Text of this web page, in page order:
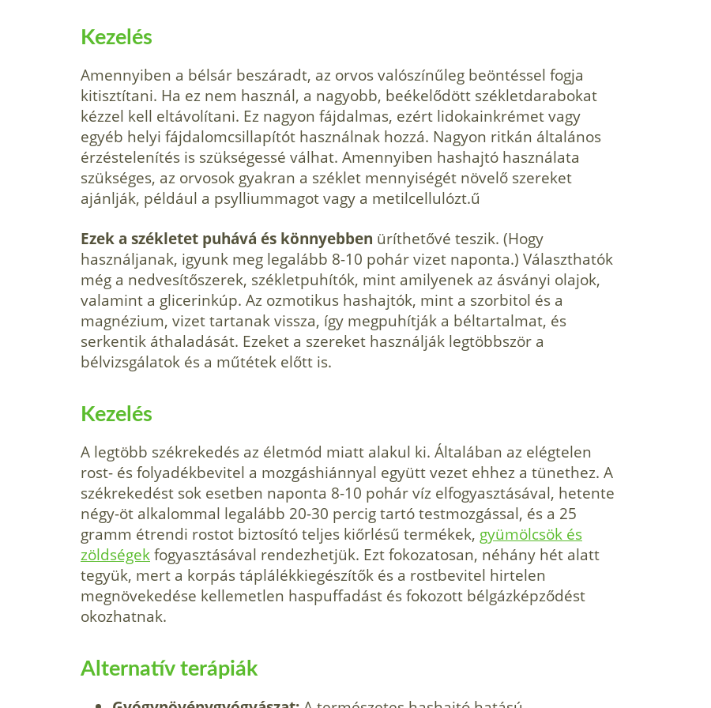
Kezelés
Amennyiben a bélsár beszáradt, az orvos valószínűleg beöntéssel fogja
kitisztítani. Ha ez nem használ, a nagyobb, beékelődött székletdarabokat
kézzel kell eltávolítani. Ez nagyon fájdalmas, ezért lidokainkrémet vagy
egyéb helyi fájdalomcsillapítót használnak hozzá. Nagyon ritkán általános
érzéstelenítés is szükségessé válhat. Amennyiben hashajtó használata
szükséges, az orvosok gyakran a széklet mennyiségét növelő szereket
ajánlják, például a psylliummagot vagy a metilcellulózt.ű
Ezek a székletet puhává és könnyebben üríthetővé teszik. (Hogy
használjanak, igyunk meg legalább 8-10 pohár vizet naponta.) Választhatók
még a nedvesítőszerek, székletpuhítók, mint amilyenek az ásványi olajok,
valamint a glicerinkúp. Az ozmotikus hashajtók, mint a szorbitol és a
magnézium, vizet tartanak vissza, így megpuhítják a béltartalmat, és
serkentik áthaladását. Ezeket a szereket használják legtöbbször a
bélvizsgálatok és a műtétek előtt is.
Kezelés
A legtöbb székrekedés az életmód miatt alakul ki. Általában az elégtelen
rost- és folyadékbevitel a mozgáshiánnyal együtt vezet ehhez a tünethez. A
székrekedést sok esetben naponta 8-10 pohár víz elfogyasztásával, hetente
négy-öt alkalommal legalább 20-30 percig tartó testmozgással, és a 25
gramm étrendi rostot biztosító teljes kiőrlésű termékek, gyümölcsök és
zöldségekfogyasztásával rendezhetjük. Ezt fokozatosan, néhány hét alatt
tegyük, mert a korpás táplálékkiegészítők és a rostbevitel hirtelen
megnövekedése kellemetlen haspuffadást és fokozott bélgázképződést
okozhatnak.
Alternatív terápiák